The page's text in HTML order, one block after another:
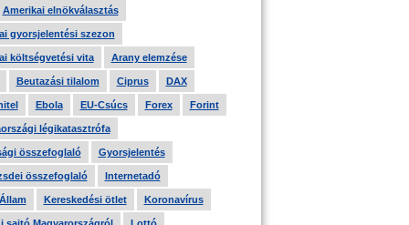
Amerikai elnökválasztás
gyorsjelentési szezon
költségvetési vita Arany elemzése
Beutazási tilalom Ciprus DAX
Ebola EU-Csúcs Forex Forint
légikatasztrófa
összefoglaló Gyorsjelentés
összefoglaló Internetadó
Kereskedési ötlet Koronavírus